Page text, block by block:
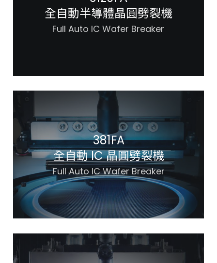
全自動半導體晶圓劈裂機
Full Auto IC Wafer Breaker
381FA
全自動 IC 晶圓劈裂機
Full Auto IC Wafer Breaker